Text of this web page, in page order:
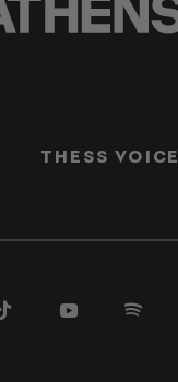
THESS VOICE